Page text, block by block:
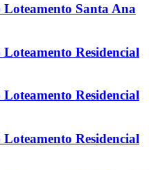
Santa Ana
Residencial
Residencial
Residencial